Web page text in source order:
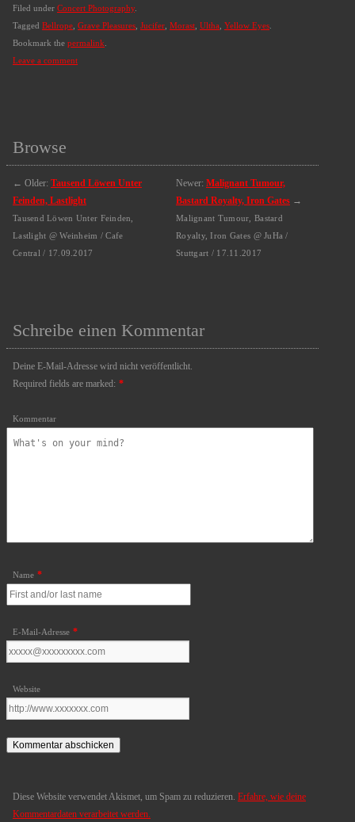
Filed under Concert Photography.
Tagged Bellrope Grave Pleasures Jucifer Morast Ultha Yellow Eyes
Bookmark the permalink
Leave a comment
Browse
← Older: Tausend Löwen Unter
Feinden, Lastlight
Tausend Löwen Unter Feinden,
Lastlight @ Weinheim / Cafe
Central / 17.09.2017
Newer: Malignant Tumour,
Bastard Royalty, Iron Gates →
Malignant Tumour, Bastard
Royalty, Iron Gates @ JuHa /
Stuttgart / 17.11.2017
Schreibe einen Kommentar
Deine E-Mail-Adresse wird nicht veröffentlicht.
Required fields are marked: *
Kommentar
Name *
E-Mail-Adresse *
Website
Diese Website verwendet Akismet, um Spam zu reduzieren. Erfahre, wie deine
Kommentardaten verarbeitet werden.